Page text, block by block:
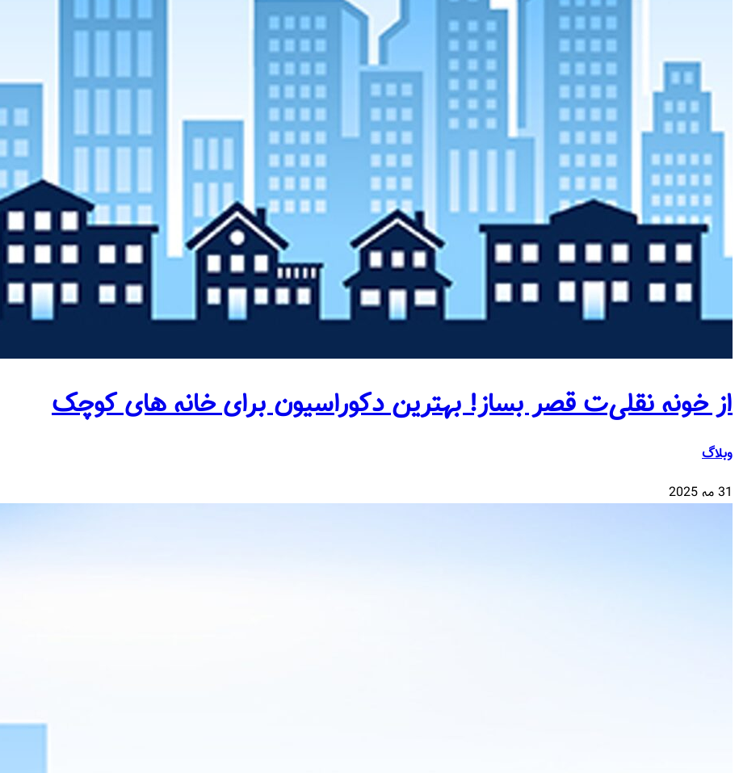
از خونه نقلی‌ت قصر بساز! بهترین دکوراسیون برای خانه های کوچک
وبلاگ
31 مه 2025